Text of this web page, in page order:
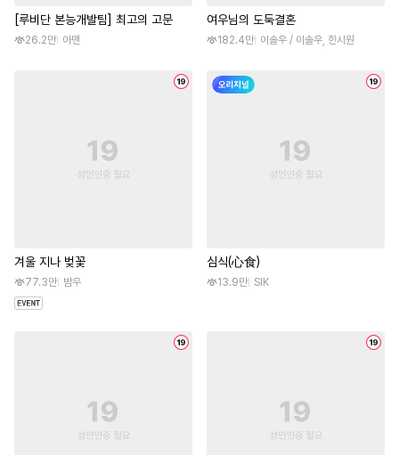
[루비단 본능개발팀] 최고의 고문
26.2만 아맨
여우님의 도둑결혼
182.4만 이솔우 / 이솔우, 한시원
겨울 지나 벚꽃
77.3만 밤우
심식(心食)
13.9만 SIK